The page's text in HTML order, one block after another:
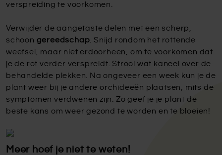
verspreiding te voorkomen.
Verwijder de aangetaste delen met een scherp,
schoon gereedschap . Snijd rondom het rottende
weefsel, maar niet erdoorheen, om te voorkomen dat
je de rot verder verspreidt. Strooi wat kaneel over de
behandelde plekken. Na ongeveer een week kun je de
plant weer bij je andere orchideeën plaatsen, mits de
symptomen verdwenen zijn. Zo geef je je plant de
beste kans om weer gezond te worden en te bloeien!
Meer hoef je niet te weten!